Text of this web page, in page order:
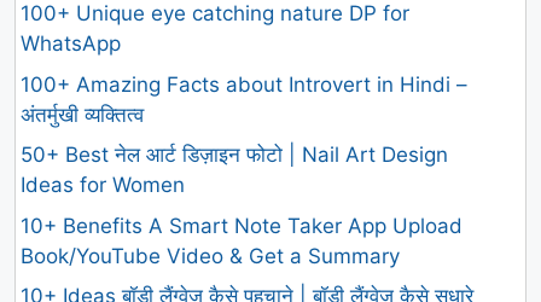
100+ Unique eye catching nature DP for
WhatsApp
100+ Amazing Facts about Introvert in Hindi –
अंतर्मुखी व्यक्तित्व
50+ Best नेल आर्ट डिज़ाइन फोटो | Nail Art Design
Ideas for Women
10+ Benefits A Smart Note Taker App Upload
Book/YouTube Video & Get a Summary
10+ Ideas बॉडी लैंग्वेज कैसे पहचाने | बॉडी लैंग्वेज कैसे सुधारे